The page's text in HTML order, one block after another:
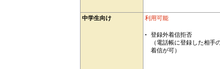
中学生向け 利用可能
登録外着信拒否
（電話帳に登録した相手
着信が可）